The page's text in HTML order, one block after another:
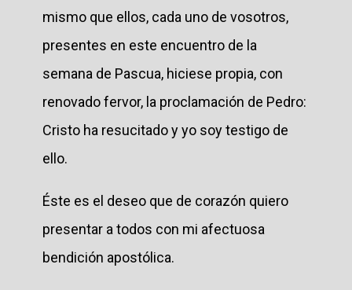
mismo que ellos, cada uno de vosotros,
presentes en este encuentro de la
semana de Pascua, hiciese propia, con
renovado fervor, la proclamación de Pedro:
Cristo ha resucitado y yo soy testigo de
ello.
Éste es el deseo que de corazón quiero
presentar a todos con mi afectuosa
bendición apostólica.